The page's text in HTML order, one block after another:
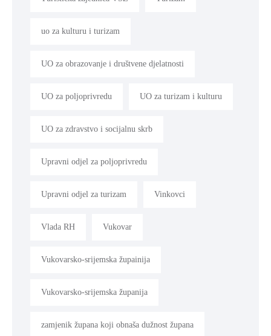
uo za kulturu i turizam
UO za obrazovanje i društvene djelatnosti
UO za poljoprivredu UO za turizam i kulturu
UO za zdravstvo i socijalnu skrb
Upravni odjel za poljoprivredu
Upravni odjel za turizam Vinkovci
Vlada RH Vukovar
Vukovarsko-srijemska župainija
Vukovarsko-srijemska županija
zamjenik župana koji obnaša dužnost župana